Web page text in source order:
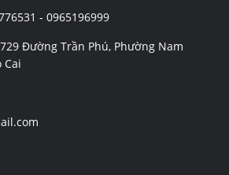
- 0965196999
Đường Trần Phú, Phường Nam
Cai